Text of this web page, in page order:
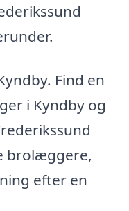
Find en
i Kyndby og
brolæggere,
efter en